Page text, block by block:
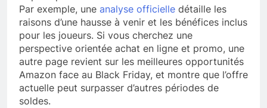
Par exemple, une analyse officielle détaille les
raisons d’une hausse à venir et les bénéfices inclus
pour les joueurs. Si vous cherchez une
perspective orientée achat en ligne et promo, une
autre page revient sur les meilleures opportunités
Amazon face au Black Friday, et montre que l’offre
actuelle peut surpasser d’autres périodes de
soldes.